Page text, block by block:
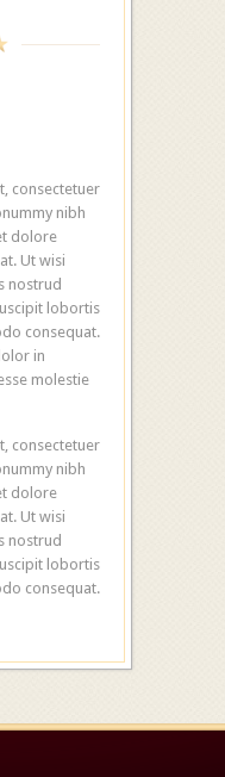
consectetuer
nibh
dolore
Ut wisi
nostrud
lobortis
consequat.
in
molestie
consectetuer
nibh
dolore
Ut wisi
nostrud
lobortis
consequat.